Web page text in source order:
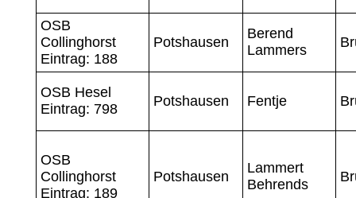
OSB
Collinghorst
Eintrag: 188
Potshausen
Berend
Lammers
OSB Hesel
Eintrag: 798
Potshausen Fentje
OSB
Collinghorst
Eintrag: 189
Potshausen
Lammert
Behrends